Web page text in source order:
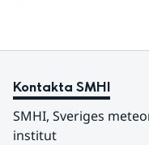
Kontakta SMHI
SMHI, Sveriges
institut